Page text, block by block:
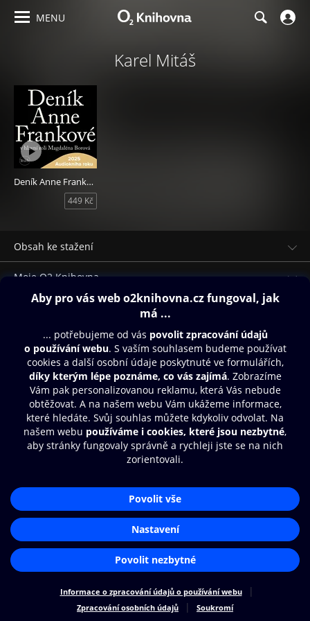
MENU
Karel Mitáš
Deník Anne Frankové
449 Kč
Obsah ke stažení
Moje O2 Knihovna
Další zábava
© O2 Czech Republic a.s.
Nákupní řád
Přístupnost
Zásady zpracování osobních údajů
Cookies
Aplikace O2 Knihovna
Čti a poslouchej své e-knihy a
audioknihy rychleji a pohodlněji.